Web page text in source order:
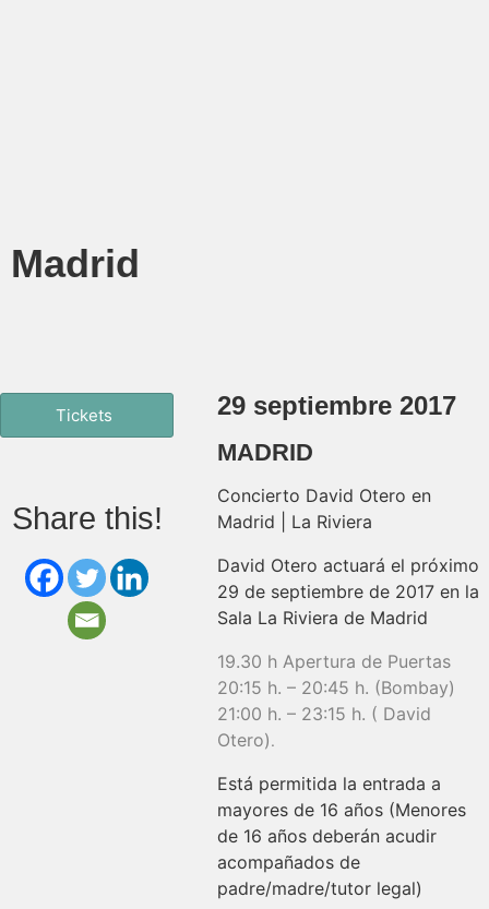
Madrid
Tickets
Share this!
29 septiembre 2017
MADRID
Concierto David Otero en
Madrid | La Riviera
David Otero actuará el próximo
29 de septiembre de 2017 en la
Sala La Riviera de Madrid
19.30 h Apertura de Puertas
20:15 h. – 20:45 h. (Bombay)
21:00 h. – 23:15 h. ( David
Otero).
Está permitida la entrada a
mayores de 16 años (Menores
de 16 años deberán acudir
acompañados de
padre/madre/tutor legal)